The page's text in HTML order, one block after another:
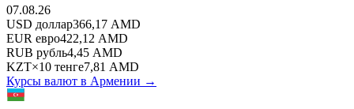
07.08.26
USD доллар366,17 AMD
EUR евро422,12 AMD
RUB рубль4,45 AMD
KZT×10 тенге7,81 AMD
Курсы валют в Армении →